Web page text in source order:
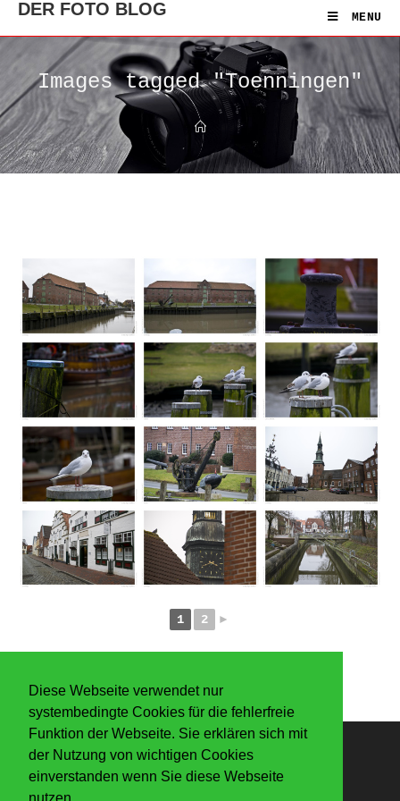
Diese Webseite verwendet nur
systembedingte Cookies für die fehlerfreie
Funktion der Webseite. Sie erklären sich mit
der Nutzung von wichtigen Cookies
einverstanden wenn Sie diese Webseite
nutzen.
DER FOTO BLOG MENU
Images tagged "Toenningen"
1 2 ►
Anmelden